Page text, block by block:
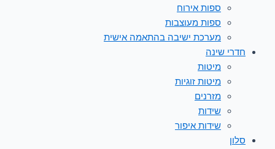
ספות אירוח
ספות מעוצבות
מערכת ישיבה בהתאמה אישית
חדרי שינה
מיטות
מיטות זוגיות
מזרנים
שידות
שידות איפור
סלון